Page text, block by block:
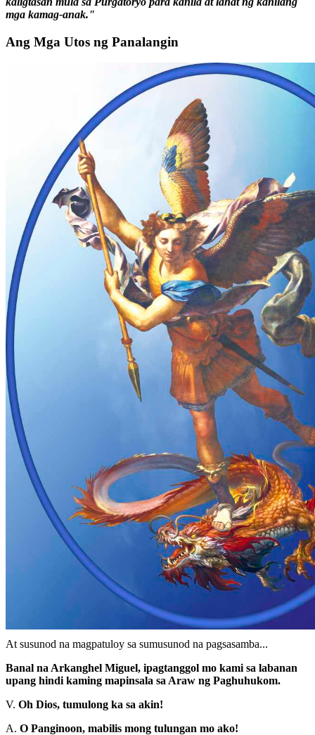
mga kamag-anak."
Ang Mga Utos ng Panalangin
Simulan sa medalya
Gawin ang isang aktong pagkukulang. hal.
Panginoon, malaking nagkasala kami sa Iyo, Pakiusap ninyo ay
awaan mo kami at Patawarin mo kami ng aming mga kamalian
at Patawarin mo kami dahil sa pagiging hindi sumusunod.
At susunod na magpatuloy sa sumusunod na pagsasamba...
Banal na Arkanghel Miguel, ipagtanggol mo kami sa labanan
upang hindi kaming mapinsala sa Araw ng Paghuhukom.
V. Oh Dios, tumulong ka sa akin!
A. O Panginoon, mabilis mong tulungan mo ako!